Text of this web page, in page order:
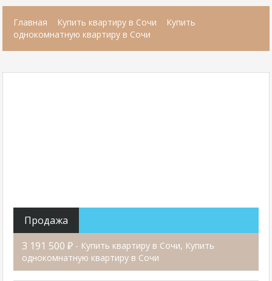
Главная Купить квартиру в Сочи
Купить
однокомнатную квартиру в Сочи
Продажа
3 191 500 ₽ - Купить квартиру в Сочи, Купить
однокомнатную квартиру в Сочи